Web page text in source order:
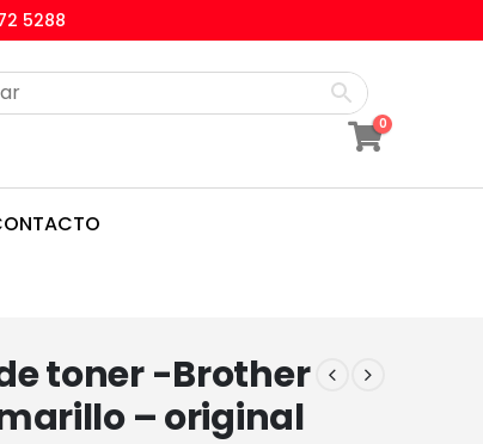
5288
0
toner -Brother
– original